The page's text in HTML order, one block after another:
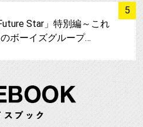
5
Star」特別編～これ
ボーイズグループ…